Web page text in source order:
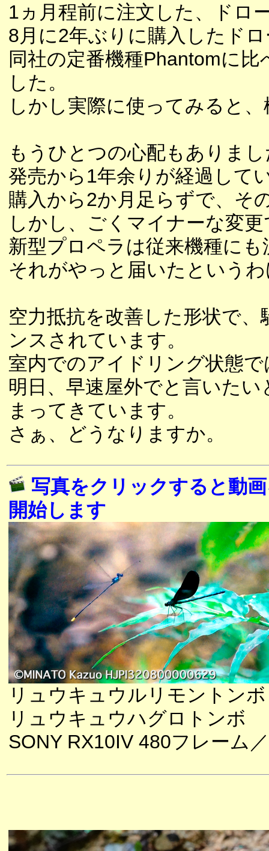
1ヵ月程前に注文した、ドロ
8月に2年ぶりに購入したド
同社の定番機種Phantomに
した。
しかし実際に使ってみると
もうひとつの心配もありま
発売から1年余りが経過して
購入から2か月足らずで、そ
しかし、ごくマイナーな変
新型プロペラは従来機種に
それがやっと届いたという
空力抵抗を改善した形状で
ンスされています。
室内でのアイドリング状態
明日、早速屋外でと言いた
まってきています。
さぁ、どうなりますか。
写真をクリックすると動
開始します
リュウキュウルリモントン
リュウキュウハグロトンボ
SONY RX10IV 480フレーム